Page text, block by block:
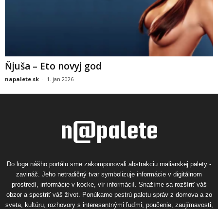
Ňjuša – Eto novyj god
napalete.sk - 1. jan 2026
Do loga nášho portálu sme zakomponovali abstrakciu maliarskej palety -
zavináč. Jeho netradičný tvar symbolizuje informácie v digitálnom
prostredí, informácie v kocke, vír informácií. Snažíme sa rozšíriť váš
obzor a spestriť váš život. Ponúkame pestrú paletu správ z domova a zo
sveta, kultúru, rozhovory s interesantnými ľuďmi, poučenie, zaujímavosti,